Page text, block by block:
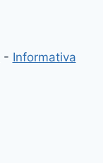
- Informativa